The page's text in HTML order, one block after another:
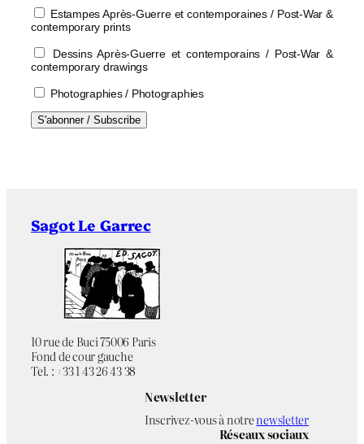
Estampes Après-Guerre et contemporaines / Post-War &
contemporary prints
Dessins Après-Guerre et contemporains / Post-War &
contemporary drawings
Photographies / Photographies
Sagot Le Garrec
10 rue de Buci 75006 Paris
Fond de cour gauche
Tel. : +33 1 43 26 43 38
Newsletter
Inscrivez-vous à notrenewsletter
Réseaux sociaux